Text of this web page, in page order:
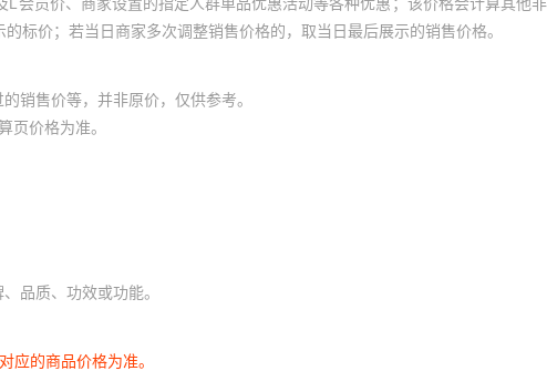
标价；若当日商家多次调整销售价格的，取当日最后展示的销售价格。
销售价等，并非原价，仅供参考。
价格为准。
品质、功效或功能。
的商品价格为准。